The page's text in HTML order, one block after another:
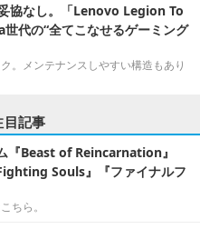
協なし。「Lenovo Legion To
代の“全てこなせるゲーミング
。メンテナンスしやすい構造もあり
目記事
『Beast of Reincarnation』
Souls』『ファイナルフ
ちら。